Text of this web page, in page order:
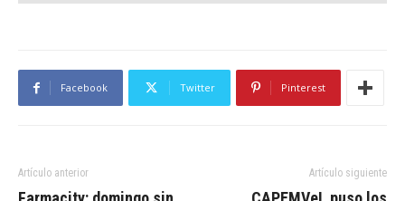
Facebook Twitter Pinterest
Artículo anterior Artículo siguiente